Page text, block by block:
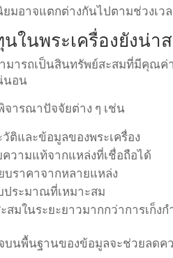
มอาจแตกต่างกันไปตามช่วงเว
ในพระเครื่องยังน่า
ามารถเป็นสินทรัพย์สะสมที่มีคุณ
นอน
จารณาปัจจัยต่าง ๆ เช่น
ติและข้อมูลของพระเครื่อง
วามแท้จากแหล่งที่เชื่อถือได้
บราคาจากหลายแหล่ง
ประมาณที่เหมาะสม
สมในระยะยาวมากกว่าการเก็งก
บนพื้นฐานของข้อมูลจะช่วยลดค